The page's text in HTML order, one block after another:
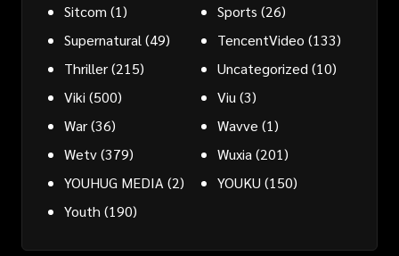
Sitcom (1) Sports (26)
Supernatural (49) TencentVideo (133)
Thriller(215) Uncategorized (10)
Viki (500) Viu (3)
War(36) Wavve (1)
Wetv(379) Wuxia (201)
YOUHUG MEDIA (2) YOUKU (150)
Youth (190)